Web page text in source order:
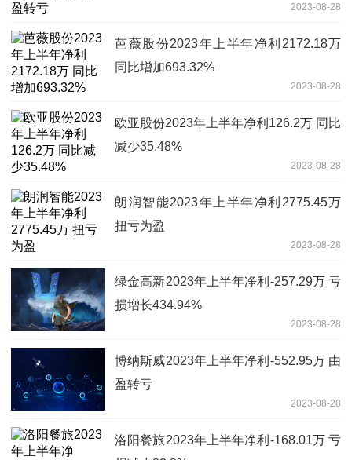
2023-08-28
芭薇股份2023年上半年净利2172.18万
同比增加693.32%
2023-08-28
欧亚股份2023年上半年净利126.2万 同比
减少35.48%
2023-08-28
朗润智能2023年上半年净利2775.45万
扭亏为盈
2023-08-28
绿金高新2023年上半年净利-257.29万 亏
损增长434.94%
2023-08-28
博纳斯威2023年上半年净利-552.95万 由
盈转亏
2023-08-28
洛阳餐旅2023年上半年净利-168.01万 亏